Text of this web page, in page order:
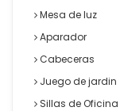
Mesa de luz
Aparador
Cabeceras
Juego de jardin
Sillas de